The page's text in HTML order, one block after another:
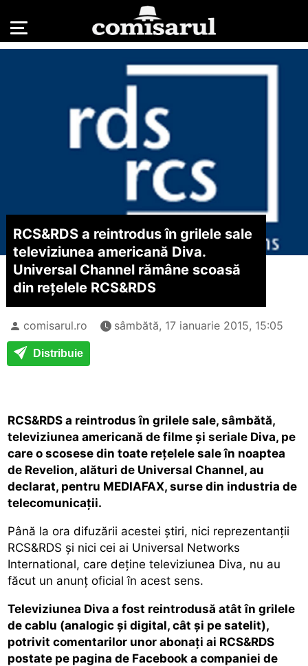
RCS&RDS a reintrodus în grilele sale
televiziunea americană Diva.
Universal Channel rămâne scoasă
din reţelele RCS&RDS
comisarul.ro sâmbătă, 17 ianuarie 2015, 15:05
Distribuie
RCS&RDS a reintrodus în grilele sale, sâmbătă,
televiziunea americană de filme şi seriale Diva, pe
care o scosese din toate reţelele sale în noaptea
de Revelion, alături de Universal Channel, au
declarat, pentru MEDIAFAX, surse din industria de
telecomunicaţii.
Până la ora difuzării acestei ştiri, nici reprezentanţii
RCS&RDS şi nici cei ai Universal Networks
International, care deţine televiziunea Diva, nu au
făcut un anunţ oficial în acest sens.
Televiziunea Diva a fost reintrodusă atât în grilele
de cablu (analogic şi digital, cât şi pe satelit),
potrivit comentarilor unor abonaţi ai RCS&RDS
postate pe pagina de Facebook a companiei de